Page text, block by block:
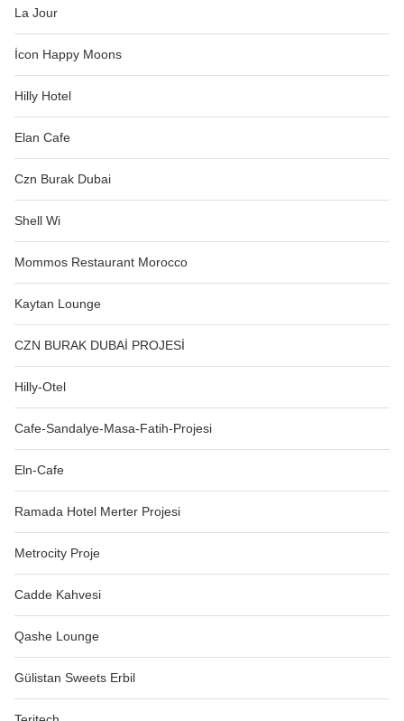
La Jour
İcon Happy Moons
Hilly Hotel
Elan Cafe
Czn Burak Dubai
Shell Wi
Mommos Restaurant Morocco
Kaytan Lounge
CZN BURAK DUBAİ PROJESİ
Hilly-Otel
Cafe-Sandalye-Masa-Fatih-Projesi
Eln-Cafe
Ramada Hotel Merter Projesi
Metrocity Proje
Cadde Kahvesi
Qashe Lounge
Gülistan Sweets Erbil